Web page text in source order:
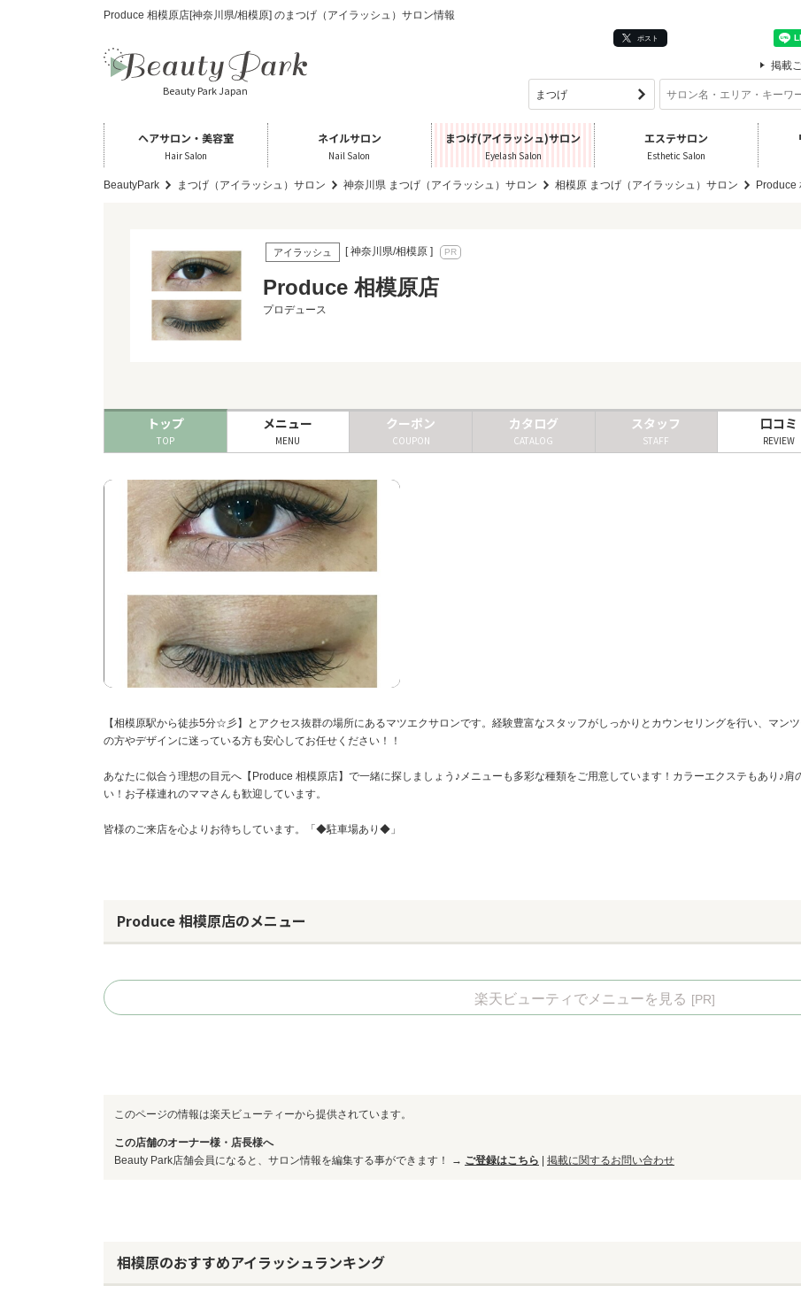
Produce 相模原店[神奈川県/相模原] のまつげ（アイラッシュ）サロン情報
ポスト
Beauty Park Japan
掲載
ヘアサロン・美容室
Hair Salon
ネイルサロン
Nail Salon
まつげ(アイラッシュ)サロン
Eyelash Salon
エステサロン
Esthetic Salon
BeautyPark まつげ（アイラッシュ）サロン 神奈川県 まつげ（アイラッシュ）サロン 相模原 まつげ（アイラッシュ）サロン Produce
アイラッシュ [ 神奈川県/相模原 ]
Produce 相模原店
プロデュース
トップ
TOP
メニュー
MENU
クーポン
COUPON
カタログ
CATALOG
スタッフ
STAFF
口コミ
REVIEW
【相模原駅から徒歩5分☆彡】とアクセス抜群の場所にあるマツエクサロンです。経験豊富なスタッフがしっかりとカウンセリングを行い、マン
の方やデザインに迷っている方も安心してお任せください！！
あなたに似合う理想の目元へ【Produce 相模原店】で一緒に探しましょう♪メニューも多彩な種類をご用意しています！カラーエクステもあり♪
い！お子様連れのママさんも歓迎しています。
皆様のご来店を心よりお待ちしています。「◆駐車場あり◆」
Produce 相模原店のメニュー
楽天ビューティでメニューを見る [PR]
このページの情報は楽天ビューティーから提供されています。
この店舗のオーナー様・店長様へ
Beauty Park店舗会員になると、サロン情報を編集する事ができます！ → ご登録はこちら | 掲載に関するお問い合わせ
相模原のおすすめアイラッシュランキング